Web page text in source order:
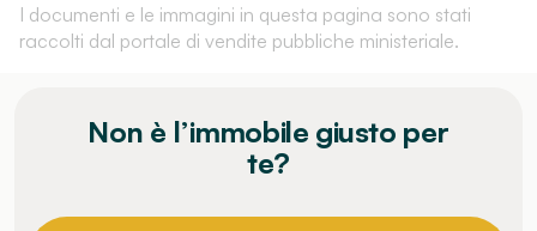
I documenti e le immagini in questa pagina sono stati
raccolti dal portale di vendite pubbliche ministeriale.
Non è l’immobile giusto per
te?